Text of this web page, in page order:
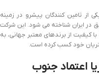
از تامین کنندگان پیشرو در زمینه
در ایران شناخته می شود. این شرکت
کیفیت از برندهای معتبر جهانی، به
اعتماد جنوب